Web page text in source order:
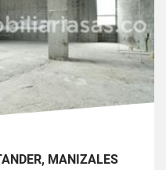
MANIZALES